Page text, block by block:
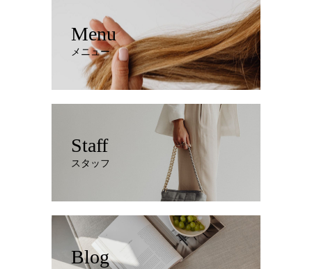
Menu
メニュー
Staff
スタッフ
Blog